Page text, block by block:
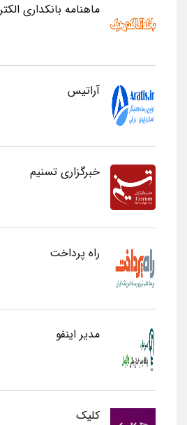
ماهنامه بانکداری
آراتیس
خبرگزاری تسنیم
راه پرداخت
مدیر اینفو
کلیک